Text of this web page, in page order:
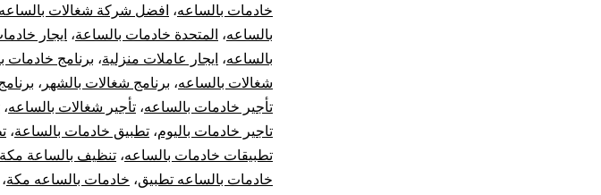
خادمات بالساعه، افضل شركة شغالات بالساعه
بالساعه، المتحدة خادمات بالساعة، ايجار
بالساعه، ايجار عاملات منزلية، برنامج خادمات
شغالات بالساعه، برنامج شغالات بالشهر ،
تأجير خادمات بالساعه، تأجير شغالات بالساعه،
تاجير خادمات باليوم، تطبيق خادمات بالساعة،
تطبيقات خادمات بالساعه، تنظيف بالساعة مكة
خادمات بالساعه تطبيق، خادمات بالساعه مكة،